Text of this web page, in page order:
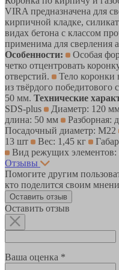
VIRA предназначена для
кирпичной кладке,
видах бетона с классом
применима для сверления
Особенности:
Особая
четко отцентровать
отверстий.
Тело коронки
из твёрдого
50 мм. Технические
SDS-plus
Диаметр: 120
длина: 50 мм
Разборная:
Посадочный диаметр: М22
13 шт
Вес: 1,45 кг
Вид режущих элементов:
Отзывы
Помогите другим
кто поделится своим
Оставить отзыв
Оставить отзыв
Ваша оценка *